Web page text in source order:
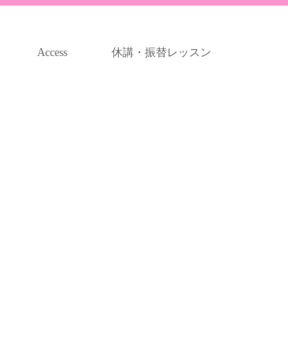
Access 休講・振替レッスン